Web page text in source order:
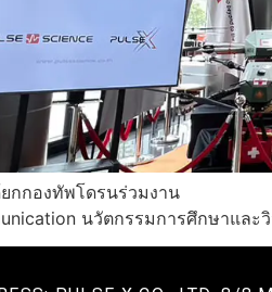
กกองทัพโดรนร่วมงาน
นวัตกรรมการศึกษาและ